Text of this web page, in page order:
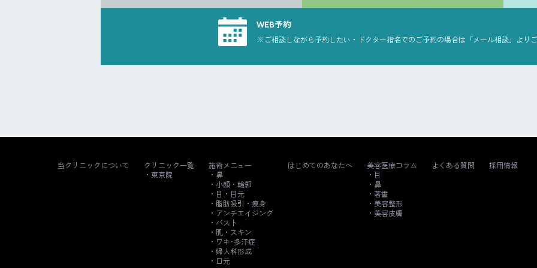
WEB予約
※ご相談しながら予約したい・ドクター指名でのご予約の場合は「メール相談」よりご
当クリニックについて
クリニック一覧
東京院
施術メニュー
鼻
小顔・輪郭
目・目元
脂肪吸引・痩身
アンチエイジング
バスト
肌・スキン
ワキ･多汗症
婦人科形成
口元
はじめてのあなたへ
美容医療コラム
目
鼻
著書
美容整形
美容皮膚
よくある質問 採用情報